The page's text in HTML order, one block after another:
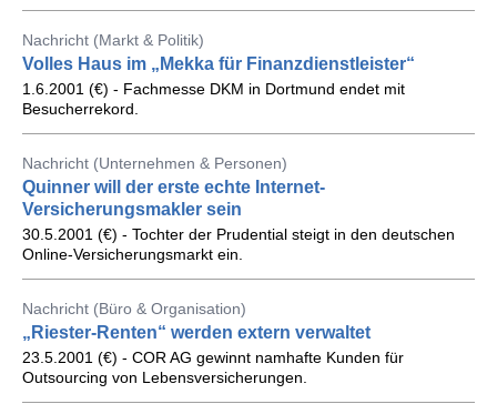
Nachricht (Markt & Politik)
Volles Haus im „Mekka für Finanzdienstleister“
1.6.2001 (€) - Fachmesse DKM in Dortmund endet mit
Besucherrekord.
Nachricht (Unternehmen & Personen)
Quinner will der erste echte Internet-
Versicherungsmakler sein
30.5.2001 (€) - Tochter der Prudential steigt in den deutschen
Online-Versicherungsmarkt ein.
Nachricht (Büro & Organisation)
„Riester-Renten“ werden extern verwaltet
23.5.2001 (€) - COR AG gewinnt namhafte Kunden für
Outsourcing von Lebensversicherungen.